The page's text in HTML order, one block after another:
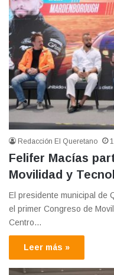
Redacción El Queretano
Felifer Macías
Movilidad y
El presidente municipal de
el primer Congreso de
Centro…
Leer más »